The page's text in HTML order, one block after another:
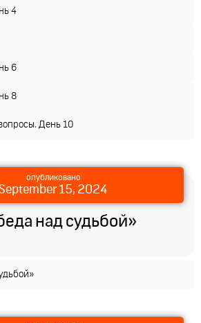
4
6
8
День 10
опубликовано
15, 2024
над судьбой»